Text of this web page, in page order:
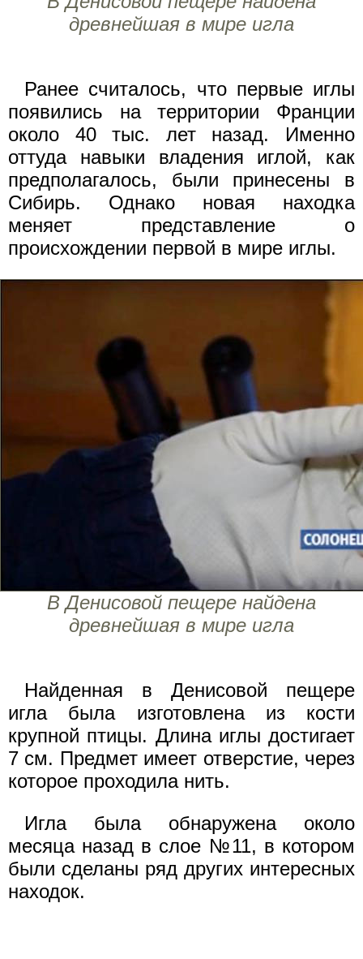
древнейшая в мире игла
Ранее считалось, что первые иглы
появились на территории Франции
около 40 тыс. лет назад. Именно
оттуда навыки владения иглой, как
предполагалось, были принесены в
Сибирь. Однако новая находка
меняет представление о
происхождении первой в мире иглы.
В Денисовой пещере найдена
древнейшая в мире игла
Найденная в Денисовой пещере
игла была изготовлена из кости
крупной птицы. Длина иглы достигает
7 см. Предмет имеет отверстие, через
которое проходила нить.
Игла была обнаружена около
месяца назад в слое №11, в котором
были сделаны ряд других интересных
находок.